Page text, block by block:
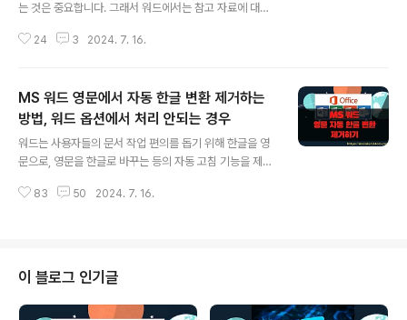
는 것은 중요합니다. 그래서 워드에서는 참고 자료에 대한
다. 그럼 각주와 미주의 차이는 무엇일까요? 각주는 해당
정 ▼ 먼저 각주를 달아 보겠습니다. 처음 설명했듯이 각주
는 해당 페이지 아래에 설명글이 들어갑니다. 본문 내용에
각주를 달기 위해서 [참조] 탭 > [각주] 그룹 > [각주 삽입]
리본 메뉴를 클릭합니다. 보통 커서가 있는 곳에 번호가 표
시되며, 자동으로 번호는 증가합니다. ▼ 각주를 표시한 단
어나 문장에 설명을 붙여야겠죠. 페이지 아래로 내려가시
24 3 2024. 7. 16.
MS 워드 영문에서 자동 한글 변환 제거하는
방법, 워드 옵션에서 처리 안되는 경우
워드는 사용자들의 문서 작업 편의를 돕기 위해 한글을 영
문으로, 영문을 한글로 바꾸는 등의 자동 고침 기능을 제공
의 경우 방해가 됩니다. 그래서 자동 고침 옵션을 해제하는
서 옵션을 해제했는데 그대로였습니다. 얼마전 구매해서
설치한 한글 2020 의 한컴 입력기 때문이었습니다. 한글
설치와 함께 추가되는 유틸리티입니다. 이것이 한영 전환
83 50 2024. 7. 16.
이 블로그 인기글